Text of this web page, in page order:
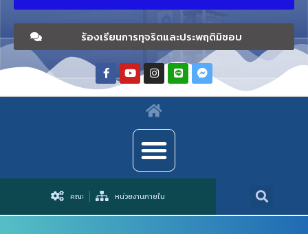
ร้องเรียนการทุจริตและประพฤติมิชอบ
คณะ หน่วยงานภายใน